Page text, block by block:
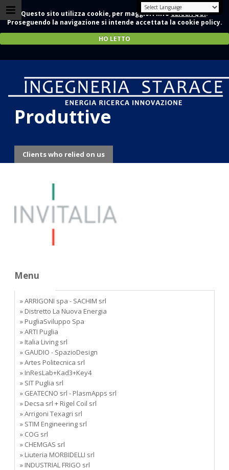
Questo sito utilizza cookie, per maggiori infoCLICCA QUI.
Proseguendo la navigazione si intende accettata la cookie policy.
HO LETTO
INVITALIA Attività
Produttive
Clients who relied on us
Menu
» ARRIGONI spa - SACHIM srl
» Distretto La Nuova Energia
» PugliaSviluppo Spa
» ARTI Puglia
» Italia Living srl
» GAUDIO - SpazioDesign
» Artes Politecnica srl
» InResLab+Kad3+Key4
» SIT Puglia srl
» GEATECNO srl - PlasmApps srl
» Decsa srl + Rigel Coil srl
» Arrigoni Texagri srl
» STIM Engineering srl
» COG srl
» CHEMGAS srl
» Liuteria MORBIDELLI srl
» INDUSTRIAL FRIGO srl